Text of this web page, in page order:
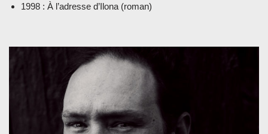
1998 : À l’adresse d’Ilona (roman)